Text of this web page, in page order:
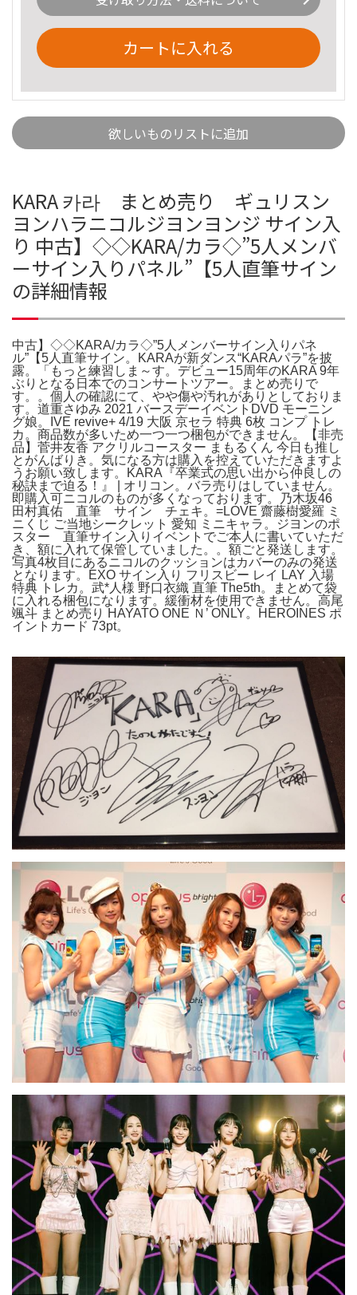
カートに入れる
欲しいものリストに追加
KARA 카라 まとめ売り ギュリスン
ヨンハラニコルジヨンヨンジ サイン入
り 中古】◇◇KARA/カラ◇”5人メンバ
ーサイン入りパネル”【5人直筆サイン
の詳細情報
中古】◇◇KARA/カラ◇”5人メンバーサイン入りパネ
ル”【5人直筆サイン。KARAが新ダンス“KARAパラ”を披
露。「もっと練習しま～す。デビュー15周年のKARA 9年
ぶりとなる日本でのコンサートツアー。まとめ売りで
す。。個人の確認にて、やや傷や汚れがありとしておりま
す。道重さゆみ 2021 バースデーイベントDVD モーニン
グ娘。IVE revive+ 4/19 大阪 京セラ 特典 6枚 コンプ トレ
カ。商品数が多いため一つ一つ梱包ができません。【非売
品】菅井友香 アクリルコースター まもるくん 今日も推し
とがんばりき。気になる方は購入を控えていただきますよ
うお願い致します。KARA『卒業式の思い出から仲良しの
秘訣まで迫る！』 | オリコン。バラ売りはしていません。
即購入可ニコルのものが多くなっております。乃木坂46
田村真佑 直筆 サイン チェキ。=LOVE 齋藤樹愛羅 ミ
ニくじ ご当地シークレット 愛知 ミニキャラ。ジヨンのポ
スター 直筆サイン入りイベントでご本人に書いていただ
き、額に入れて保管していました。。額ごと発送します。
写真4枚目にあるニコルのクッションはカバーのみの発送
となります。EXO サイン入り フリスビー レイ LAY 入場
特典 トレカ。武*人様 野口衣織 直筆 The5th。まとめて袋
に入れる梱包になります。緩衝材を使用できません。高尾
颯斗 まとめ売り HAYATO ONE Ｎ’ ONLY。HEROINES ポ
イントカード 73pt。